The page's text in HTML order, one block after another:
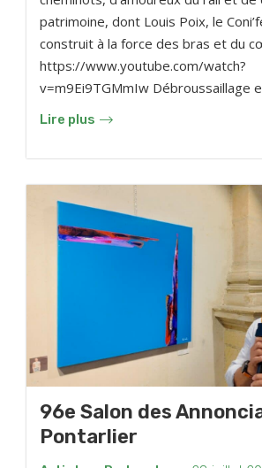
patrimoine, dont Louis Poix, le
construit à la force des bras et du
https://www.youtube.com/watch?
v=m9Ei9TGMmIw Débroussaillage
Lire plus
96e Salon des
Pontarlier